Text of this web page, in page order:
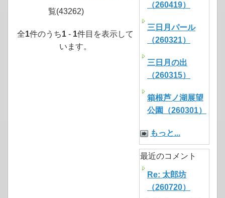
覧(43262)
全1件のうち1 - 1件目を表示して
います。
（260419）
三日月パール
（260321）
三日月の出
（260315）
箱根芦ノ湖展望
公園（260301）
もっと...
最近のコメント
Re: 太郎坊
（260720）